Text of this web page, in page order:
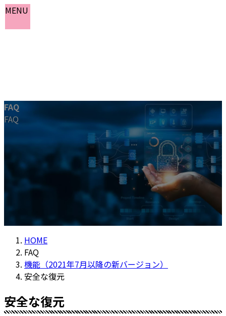
コ
ン
ン
ツ
キ
ナ
ビ
ー
シ
に
おしらせ
よくある質問
お問い合わせ
FAQ
FAQ
HOME
FAQ
機能（2021年7月以降の新バージョン）
安全な復元
安全な復元
MENU